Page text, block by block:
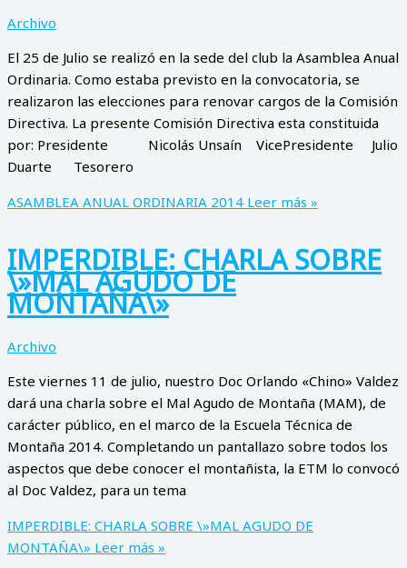
Archivo
El 25 de Julio se realizó en la sede del club la Asamblea Anual
Ordinaria. Como estaba previsto en la convocatoria, se
realizaron las elecciones para renovar cargos de la Comisión
Directiva. La presente Comisión Directiva esta constituida
por: Presidente Nicolás Unsaín VicePresidente Julio
Duarte Tesorero
ASAMBLEA ANUAL ORDINARIA 2014 Leer más »
IMPERDIBLE: CHARLA SOBRE
\»MAL AGUDO DE
MONTAÑA\»
Archivo
Este viernes 11 de julio, nuestro Doc Orlando «Chino» Valdez
dará una charla sobre el Mal Agudo de Montaña (MAM), de
carácter público, en el marco de la Escuela Técnica de
Montaña 2014. Completando un pantallazo sobre todos los
aspectos que debe conocer el montañista, la ETM lo convocó
al Doc Valdez, para un tema
IMPERDIBLE: CHARLA SOBRE \»MAL AGUDO DE
MONTAÑA\» Leer más »